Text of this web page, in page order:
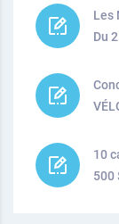
Les
Du
10
500